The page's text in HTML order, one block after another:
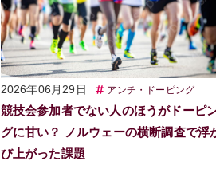
2026年06月29日 アンチ・ドーピング
競技会参加者でない人のほうがドーピ
グに甘い？ ノルウェーの横断調査で浮
び上がった課題